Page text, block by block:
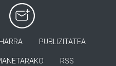
PUBLIZITATEA
RSS